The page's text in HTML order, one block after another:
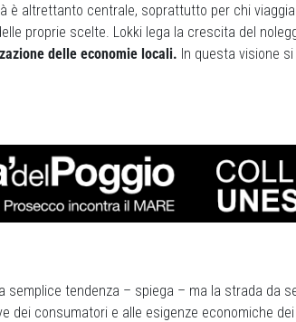
è altrettanto centrale, soprattutto per chi
proprie scelte. Lokki lega la crescita del
delle economie locali. In questa visione
semplice tendenza – spiega – ma la strada da
dei consumatori e alle esigenze economiche